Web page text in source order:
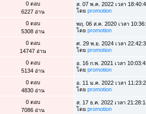
0 ตอบ
6227 อ่าน
ส. 07 พ.ค. 2022 เวลา
โดยpromotion
0 ตอบ
5308 อ่าน
พฤ. 06 ส.ค. 2020 เวลา
โดยpromotion
0 ตอบ
14747 อ่าน
ศ. 29 พ.ย. 2024 เวลา
โดยpromotion
0 ตอบ
5134 อ่าน
อ. 16 ก.พ. 2021 เวลา
โดยpromotion
0 ตอบ
4830 อ่าน
อ. 11 ม.ค. 2022 เวลา
โดยpromotion
0 ตอบ
7086 อ่าน
ส. 17 ธ.ค. 2022 เวลา
โดยpromotion